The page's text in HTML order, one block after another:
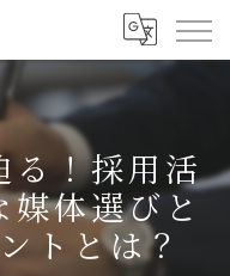
る！採用活
媒体選びと
トとは？